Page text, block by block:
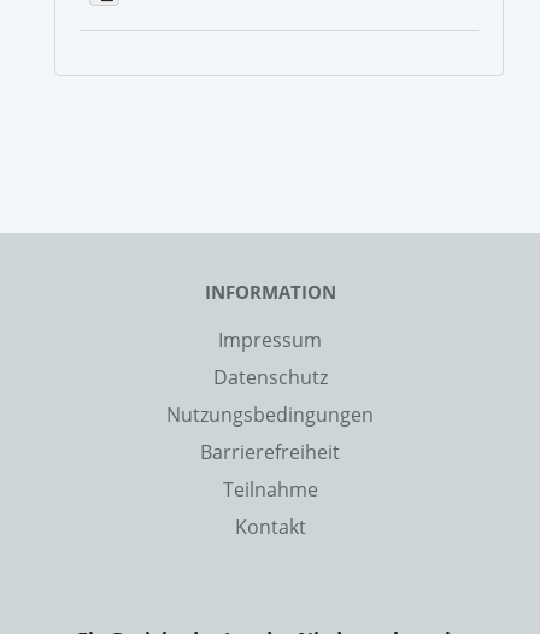
INFORMATION
Impressum
Datenschutz
Nutzungsbedingungen
Barrierefreiheit
Teilnahme
Kontakt